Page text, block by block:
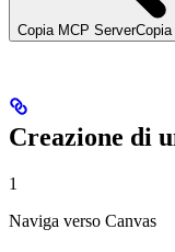
Copia MCP Server
Creazione di
1
Naviga verso Canvas